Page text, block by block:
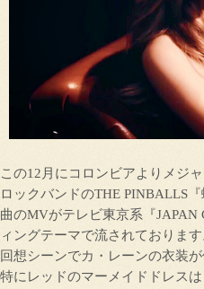
この12月にコロンビアよりメジ
ロックバンドのTHE PINBALLS
曲のMVがテレビ東京系『
ィングテーマで流されております
回想シーンでカ・レーンの衣装が
特にレッドのマーメイドドレス